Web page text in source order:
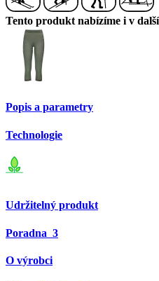
Tento produkt nabízíme i v
Popis a parametry
Technologie
Udržitelný produkt
Poradna 3
O výrobci